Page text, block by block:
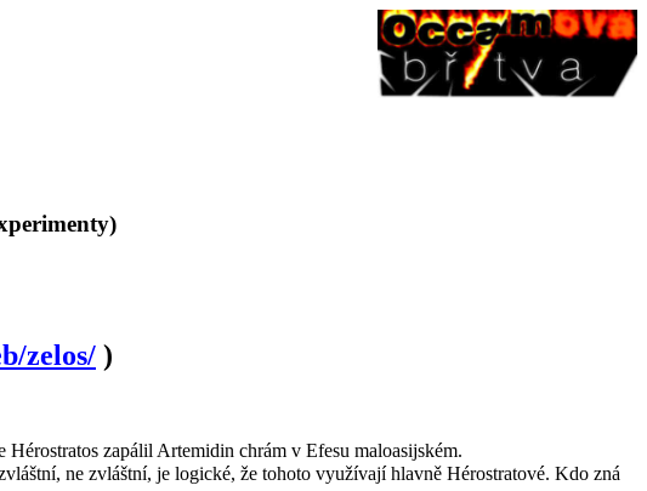
zelos/ )
zapálil Artemidin chrám v Efesu maloasijském.
ne zvláštní, je logické, že tohoto využívají hlavně Hérostratové. Kdo zná